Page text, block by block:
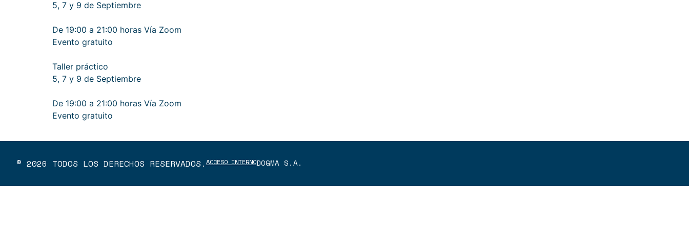
5, 7 y 9 de Septiembre
De 19:00 a 21:00 horas Vía Zoom
Evento gratuito
Taller práctico
5, 7 y 9 de Septiembre
De 19:00 a 21:00 horas Vía Zoom
Evento gratuito
© 2026 TODOS LOS DERECHOS RESERVADOS. ACCESO INTERNODOGMA S.A.